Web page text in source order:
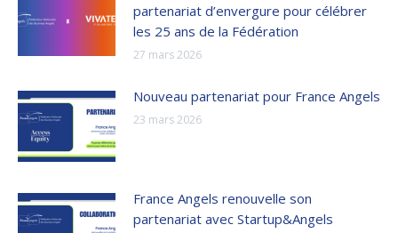
partenariat d’envergure pour célébrer
les 25 ans de la Fédération
27 mars 2026
Nouveau partenariat pour France Angels
23 mars 2026
France Angels renouvelle son
partenariat avec Startup&Angels